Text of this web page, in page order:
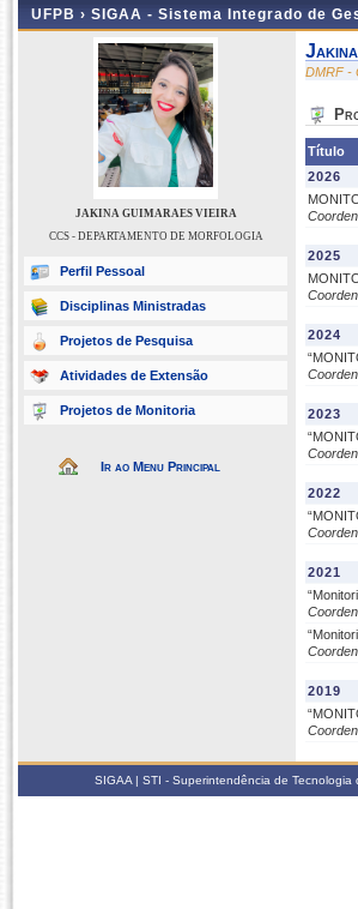
UFPB › SIGAA - Sistema Integrado de
JAKINA GUIMARAES VIEIRA
CCS - DEPARTAMENTO DE MORFOLOGIA
Perfil Pessoal
Disciplinas Ministradas
Projetos de Pesquisa
Atividades de Extensão
Projetos de Monitoria
Ir ao Menu Principal
DMRF -
Título
2026
2025
2024
2023
2022
2021
2019
SIGAA | STI - Superintendência de